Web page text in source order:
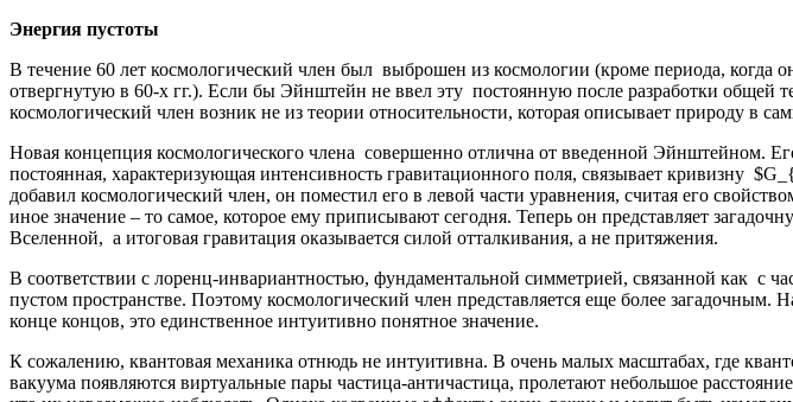
Энергия пустоты
В течение 60 лет космологический член был выброшен из космологии (кроме периода,
отвергнутую в 60-х гг.). Если бы Эйнштейн не ввел эту постоянную после разработки общей
космологический член возник не из теории относительности, которая описывает природу
Новая концепция космологического члена совершенно отлична от введенной Эйнштейном.
постоянная, характеризующая интенсивность гравитационного поля, связывает кривизну
добавил космологический член, он поместил его в левой части уравнения, считая его
иное значение – то самое, которое ему приписывают сегодня. Теперь он представляет
Вселенной, а итоговая гравитация оказывается силой отталкивания, а не притяжения.
В соответствии с лоренц-инвариантностью, фундаментальной симметрией, связанной как с
пустом пространстве. Поэтому космологический член представляется еще более
конце концов, это единственное интуитивно понятное значение.
К сожалению, квантовая механика отнюдь не интуитивна. В очень малых масштабах, где
вакуума появляются виртуальные пары частица-античастица, пролетают небольшое